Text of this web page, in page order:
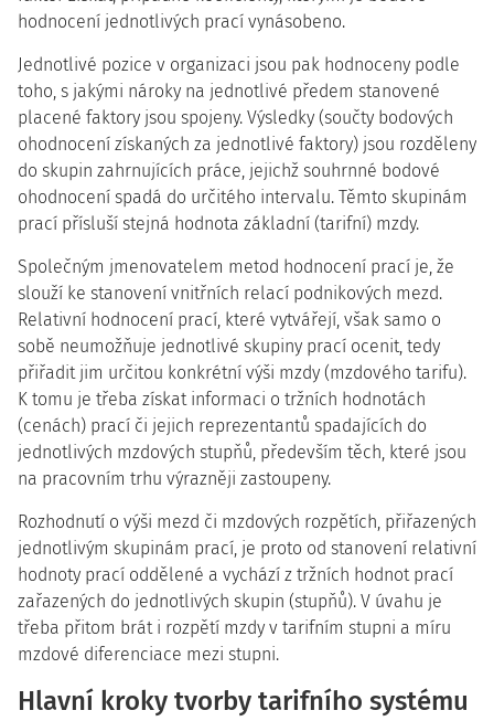
hodnocení jednotlivých prací vynásobeno.
Jednotlivé pozice v organizaci jsou pak hodnoceny podle
toho, s jakými nároky na jednotlivé předem stanovené
placené faktory jsou spojeny. Výsledky (součty bodových
ohodnocení získaných za jednotlivé faktory) jsou rozděleny
do skupin zahrnujících práce, jejichž souhrnné bodové
ohodnocení spadá do určitého intervalu. Těmto skupinám
prací přísluší stejná hodnota základní (tarifní) mzdy.
Společným jmenovatelem metod hodnocení prací je, že
slouží ke stanovení vnitřních relací podnikových mezd.
Relativní hodnocení prací, které vytvářejí, však samo o
sobě neumožňuje jednotlivé skupiny prací ocenit, tedy
přiřadit jim určitou konkrétní výši mzdy (mzdového tarifu).
K tomu je třeba získat informaci o tržních hodnotách
(cenách) prací či jejich reprezentantů spadajících do
jednotlivých mzdových stupňů, především těch, které jsou
na pracovním trhu výrazněji zastoupeny.
Rozhodnutí o výši mezd či mzdových rozpětích, přiřazených
jednotlivým skupinám prací, je proto od stanovení relativní
hodnoty prací oddělené a vychází z tržních hodnot prací
zařazených do jednotlivých skupin (stupňů). V úvahu je
třeba přitom brát i rozpětí mzdy v tarifním stupni a míru
mzdové diferenciace mezi stupni.
Hlavní kroky tvorby tarifního systému